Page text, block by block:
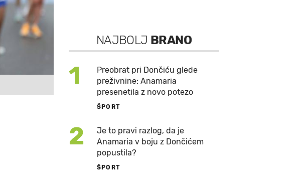
NAJBOLJ BRANO
1
Preobrat pri Dončiću glede
preživnine: Anamaria
presenetila z novo potezo
ŠPORT
2
Je to pravi razlog, da je
Anamaria v boju z Dončićem
popustila?
ŠPORT